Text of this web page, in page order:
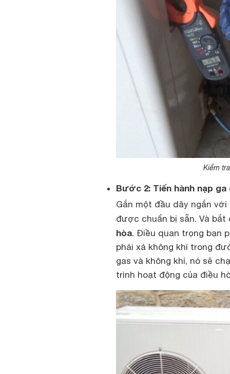
Kiểm
Bước 2: Tiến hành nạp
Gắn một đầu dây ngắn
được chuẩn bị sẵn. Và
hòa. Điều quan trọng bạn
phải xả không khí trong
gas và không khí, nó sẽ
trình hoạt động của điều